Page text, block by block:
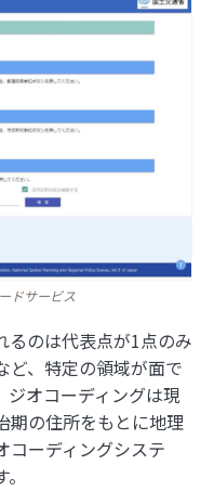
ドサービス
るのは代表点が1点のみ
ど、特定の領域が面で
ジオコーディングは現
期の住所をもとに地理
コーディングシステ